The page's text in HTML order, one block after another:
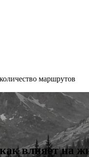
маршрутов
влияет на